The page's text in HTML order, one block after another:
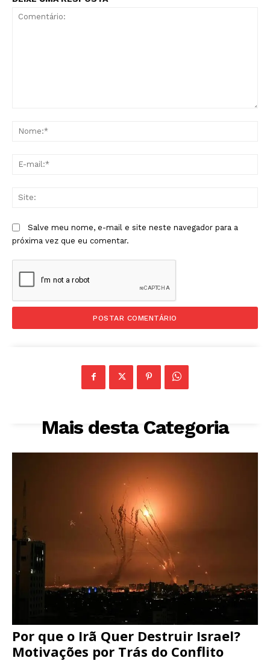
Salve meu nome, e-mail e site neste navegador para a
próxima vez que eu comentar.
Mais desta Categoria
Por que o Irã Quer Destruir Israel?
Motivações por Trás do Conflito